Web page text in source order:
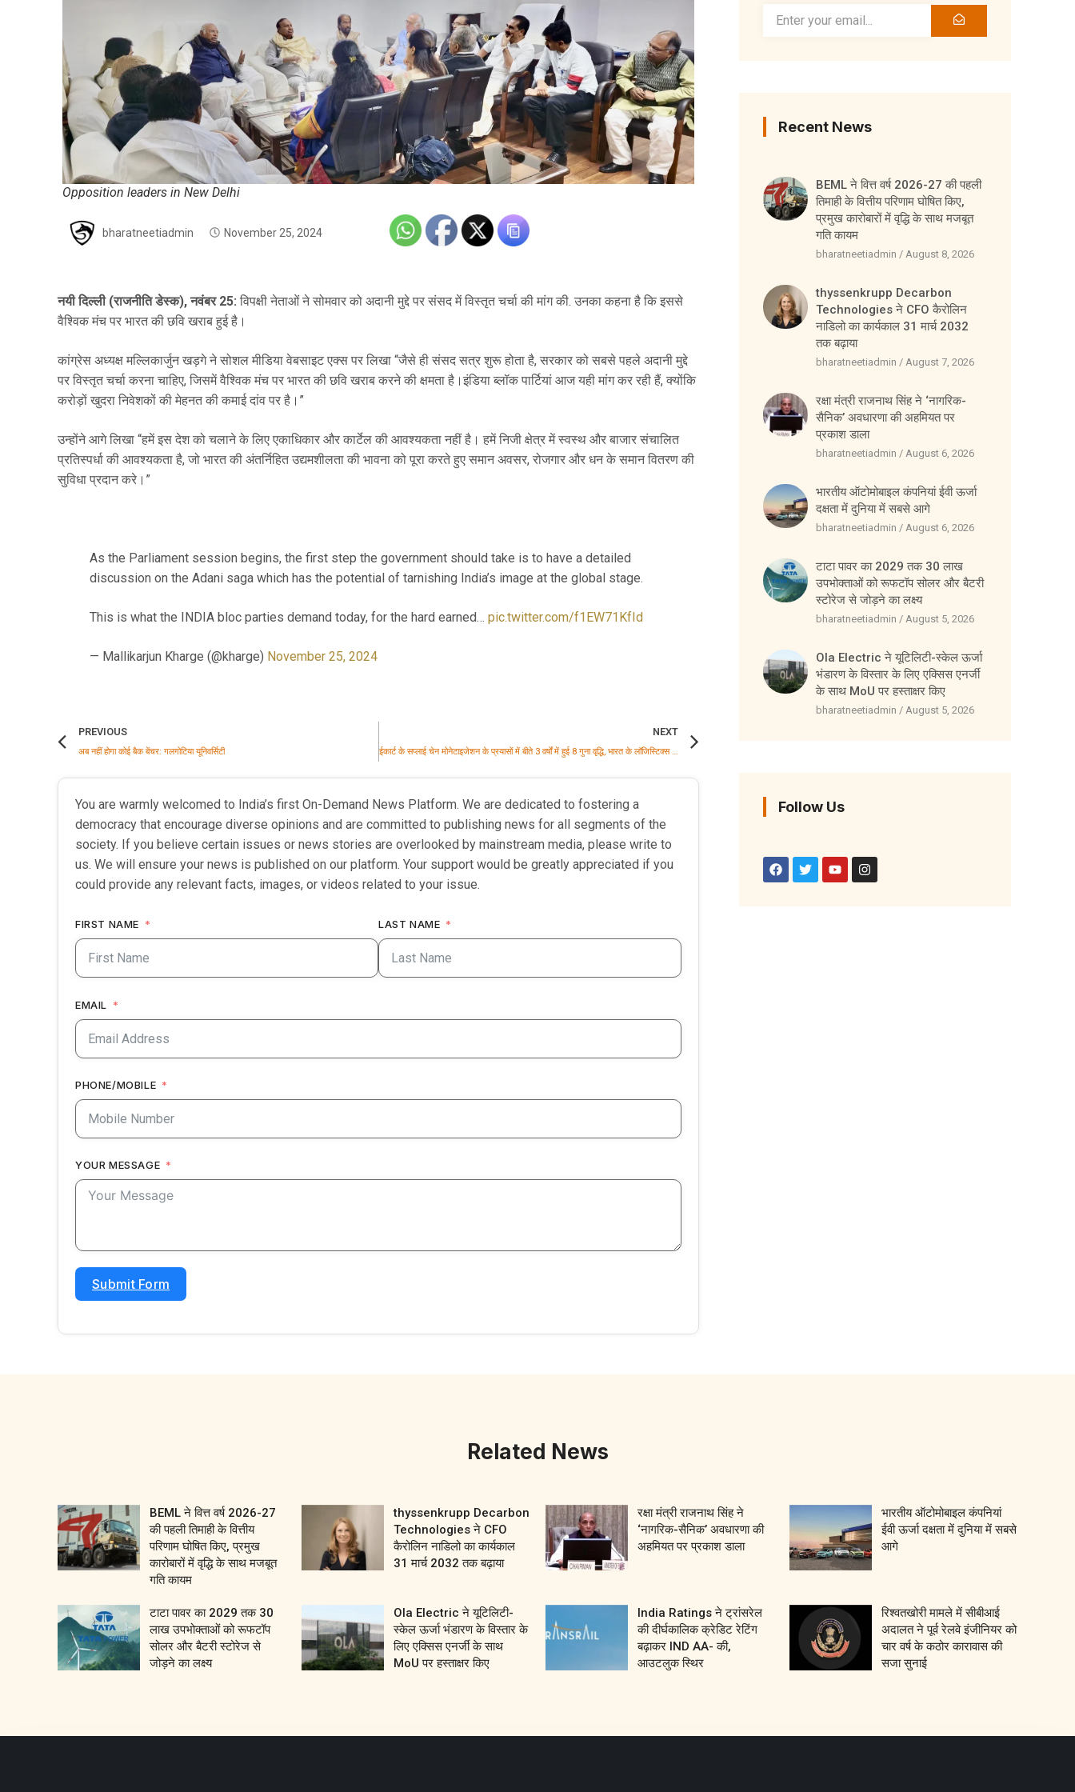
Opposition leaders in New Delhi
bharatneetiadmin November 25, 2024
नयी दिल्ली (राजनीति डेस्क), नवंबर 25: विपक्षी नेताओं ने सोमवार को अदानी मुद्दे पर संसद में विस्तृत चर्चा की मांग की. उनका कहना है कि इससे
वैश्विक मंच पर भारत की छवि खराब हुई है।
कांग्रेस अध्यक्ष मल्लिकार्जुन खड़गे ने सोशल मीडिया वेबसाइट एक्स पर लिखा “जैसे ही संसद सत्र शुरू होता है, सरकार को सबसे पहले अदानी मुद्दे
पर विस्तृत चर्चा करना चाहिए, जिसमें वैश्विक मंच पर भारत की छवि खराब करने की क्षमता है।इंडिया ब्लॉक पार्टियां आज यही मांग कर रही हैं, क्योंकि
करोड़ों खुदरा निवेशकों की मेहनत की कमाई दांव पर है।”
उन्होंने आगे लिखा “हमें इस देश को चलाने के लिए एकाधिकार और कार्टेल की आवश्यकता नहीं है। हमें निजी क्षेत्र में स्वस्थ और बाजार संचालित
प्रतिस्पर्धा की आवश्यकता है, जो भारत की अंतर्निहित उद्यमशीलता की भावना को पूरा करते हुए समान अवसर, रोजगार और धन के समान वितरण की
सुविधा प्रदान करे।”
As the Parliament session begins, the first step the government should take is to have a detailed
discussion on the Adani saga which has the potential of tarnishing India’s image at the global stage.
This is what the INDIA bloc parties demand today, for the hard earned… pic.twitter.com/f1EW71KfId
— Mallikarjun Kharge (@kharge) November 25, 2024
PREVIOUS
अब नहीं होगा कोई बैक बेंचर: गलगोटिया यूनिवर्सिटी
NEXT
ईकार्ट के सप्लाई चेन मोनेटाइजेशन के प्रयासों में बीते 3 वर्षों में हुई 8 गुना वृद्धि, भारत के लॉजिस्टिक्स परिदृश्य में आया बदलाव
You are warmly welcomed to India’s first On-Demand News Platform. We are dedicated to fostering a
democracy that encourage diverse opinions and are committed to publishing news for all segments of the
society. If you believe certain issues or news stories are overlooked by mainstream media, please write to
us. We will ensure your news is published on our platform. Your support would be greatly appreciated if you
could provide any relevant facts, images, or videos related to your issue.
FIRST NAME LAST NAME
EMAIL
PHONE/MOBILE
YOUR MESSAGE
Submit Form
Recent News
BEML ने वित्त वर्ष 2026-27 की पहली
तिमाही के वित्तीय परिणाम घोषित किए,
प्रमुख कारोबारों में वृद्धि के साथ मजबूत
गति कायम
bharatneetiadmin August 8, 2026
thyssenkrupp Decarbon
Technologies ने CFO कैरोलिन
नाडिलो का कार्यकाल 31 मार्च 2032
तक बढ़ाया
bharatneetiadmin August 7, 2026
रक्षा मंत्री राजनाथ सिंह ने ‘नागरिक-
सैनिक’ अवधारणा की अहमियत पर
प्रकाश डाला
bharatneetiadmin August 6, 2026
भारतीय ऑटोमोबाइल कंपनियां ईवी ऊर्जा
दक्षता में दुनिया में सबसे आगे
bharatneetiadmin August 6, 2026
टाटा पावर का 2029 तक 30 लाख
उपभोक्ताओं को रूफटॉप सोलर और बैटरी
स्टोरेज से जोड़ने का लक्ष्य
bharatneetiadmin August 5, 2026
Ola Electric ने यूटिलिटी-स्केल ऊर्जा
भंडारण के विस्तार के लिए एक्सिस एनर्जी
के साथ MoU पर हस्ताक्षर किए
bharatneetiadmin August 5, 2026
Follow Us
Related News
BEML ने वित्त वर्ष 2026-27
की पहली तिमाही के वित्तीय
परिणाम घोषित किए, प्रमुख
कारोबारों में वृद्धि के साथ मजबूत
गति कायम
thyssenkrupp Decarbon
Technologies ने CFO
कैरोलिन नाडिलो का कार्यकाल
31 मार्च 2032 तक बढ़ाया
रक्षा मंत्री राजनाथ सिंह ने
‘नागरिक-सैनिक’ अवधारणा की
अहमियत पर प्रकाश डाला
भारतीय ऑटोमोबाइल कंपनियां
ईवी ऊर्जा दक्षता में दुनिया में सबसे
आगे
टाटा पावर का 2029 तक 30
लाख उपभोक्ताओं को रूफटॉप
सोलर और बैटरी स्टोरेज से
जोड़ने का लक्ष्य
Ola Electric ने यूटिलिटी-
स्केल ऊर्जा भंडारण के विस्तार के
लिए एक्सिस एनर्जी के साथ
MoU पर हस्ताक्षर किए
India Ratings ने ट्रांसरेल
की दीर्घकालिक क्रेडिट रेटिंग
बढ़ाकर IND AA- की,
आउटलुक स्थिर
रिश्वतखोरी मामले में सीबीआई
अदालत ने पूर्व रेलवे इंजीनियर को
चार वर्ष के कठोर कारावास की
सजा सुनाई